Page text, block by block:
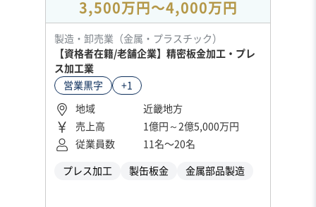
3,500万円〜4,000万円
製造・卸売業（金属・プラスチック）
【資格者在籍/老舗企業】精密板金加工・プレ
ス加工業
営業黒字
+1
地域
近畿地方
売上高
1億円～2億5,000万円
従業員数
11名〜20名
プレス加工 製缶板金 金属部品製造